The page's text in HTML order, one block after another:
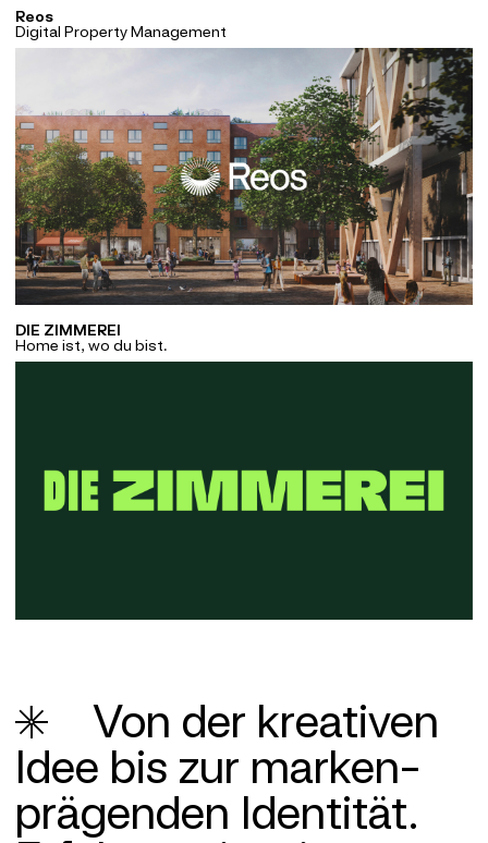
Reos
Digital Property Management
DIE ZIMMEREI
Home ist, wo du bist.
Von der krea­tiven
Idee bis zur marken­
prägenden Identität.